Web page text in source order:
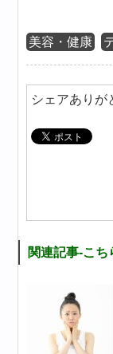
美容・健康
シェアありが
関連記事-こち